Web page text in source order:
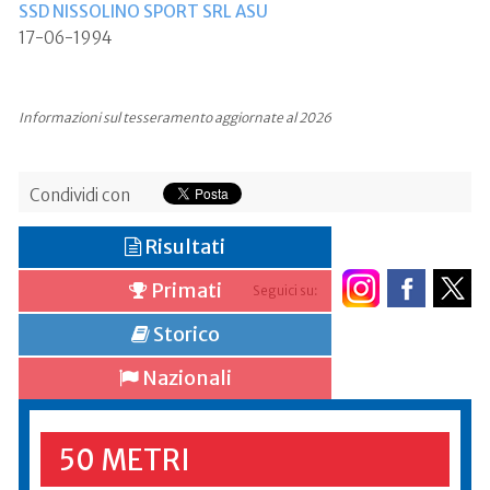
SSD NISSOLINO SPORT SRL ASU
17-06-1994
Informazioni sul tesseramento aggiornate al 2026
Condividi con
Seguici su:
Risultati
Primati
Storico
Nazionali
50 METRI